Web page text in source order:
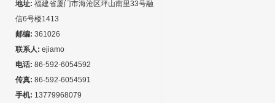
地址: 福建省厦门市海沧区坪山南里33号融
信6号楼1413
邮编: 361026
联系人: ejiamo
电话: 86-592-6054592
传真: 86-592-6054591
手机: 13779968079